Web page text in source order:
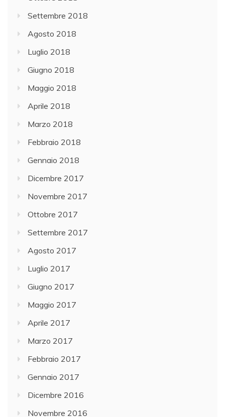
Settembre 2018
Agosto 2018
Luglio 2018
Giugno 2018
Maggio 2018
Aprile 2018
Marzo 2018
Febbraio 2018
Gennaio 2018
Dicembre 2017
Novembre 2017
Ottobre 2017
Settembre 2017
Agosto 2017
Luglio 2017
Giugno 2017
Maggio 2017
Aprile 2017
Marzo 2017
Febbraio 2017
Gennaio 2017
Dicembre 2016
Novembre 2016